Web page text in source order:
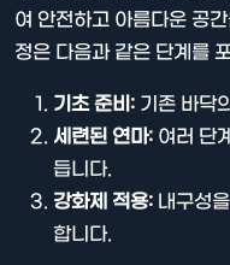
여 안전하고 아름다운 공
정은 다음과 같은 단계를
기초 준비: 기존 바닥
세련된 연마: 여러 단
듭니다.
강화제 적용: 내구성
합니다.